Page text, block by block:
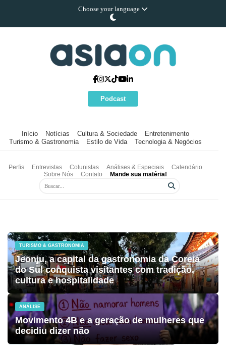
Choose your language
Podcast
Início Notícias Cultura & Sociedade
Entretenimento
Turismo & Gastronomia
Estilo de Vida Tecnologia & Negócios
Perfis Entrevistas Colunistas Análises & Especiais
Calendário
Sobre Nós
Contato Mande sua matéria!
TURISMO & GASTRONOMIA
Jeonju, a capital da gastronomia da Coreia
do Sul conquista visitantes com tradição,
cultura e hospitalidade
ANÁLISE
Movimento 4B e a geração de mulheres que
decidiu dizer não